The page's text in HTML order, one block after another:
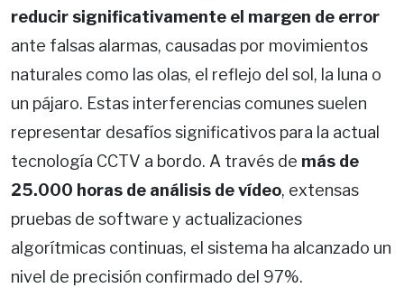
reducir significativamente el margen de error
ante falsas alarmas, causadas por movimientos
naturales como las olas, el reflejo del sol, la luna o
un pájaro. Estas interferencias comunes suelen
representar desafíos significativos para la actual
tecnología CCTV a bordo. A través de más de
25.000 horas de análisis de vídeo, extensas
pruebas de software y actualizaciones
algorítmicas continuas, el sistema ha alcanzado un
nivel de precisión confirmado del 97%.